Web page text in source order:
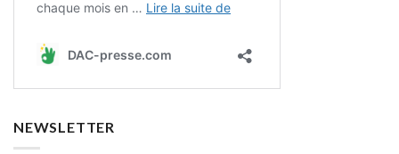
NEWSLETTER